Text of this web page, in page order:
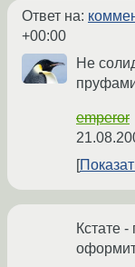
Ответ на:
+00:00
Не
emperor
Кстате